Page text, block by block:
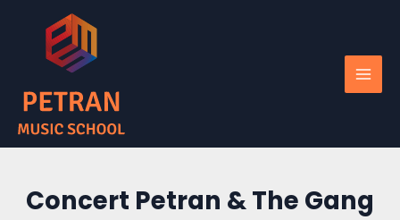
Concert Petran & The Gang
Post
navigation